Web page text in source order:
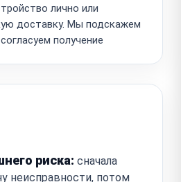
лично или
доставку. Мы подскажем
получение
риска: сначала
неисправности, потом